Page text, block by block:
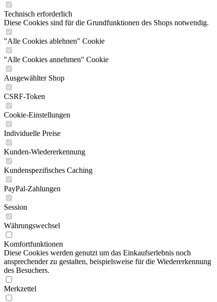
Technisch erforderlich
Diese Cookies sind für die Grundfunktionen des Shops notwendig.
"Alle Cookies ablehnen" Cookie
"Alle Cookies annehmen" Cookie
Ausgewählter Shop
CSRF-Token
Cookie-Einstellungen
Individuelle Preise
Kunden-Wiedererkennung
Kundenspezifisches Caching
PayPal-Zahlungen
Session
Währungswechsel
Komfortfunktionen
Diese Cookies werden genutzt um das Einkaufserlebnis noch
ansprechender zu gestalten, beispielsweise für die Wiedererkennung
des Besuchers.
Merkzettel